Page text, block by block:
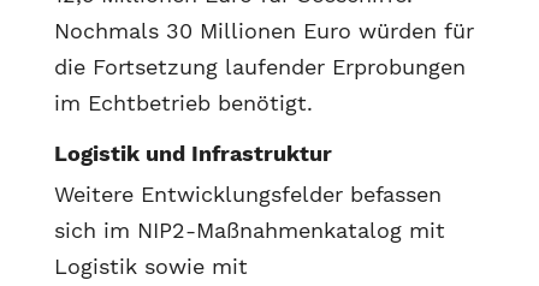
Nochmals 30 Millionen Euro würden für
die Fortsetzung laufender Erprobungen
im Echtbetrieb benötigt.
Logistik und Infrastruktur
Weitere Entwicklungsfelder befassen
sich im NIP2-Maßnahmenkatalog mit
Logistik sowie mit